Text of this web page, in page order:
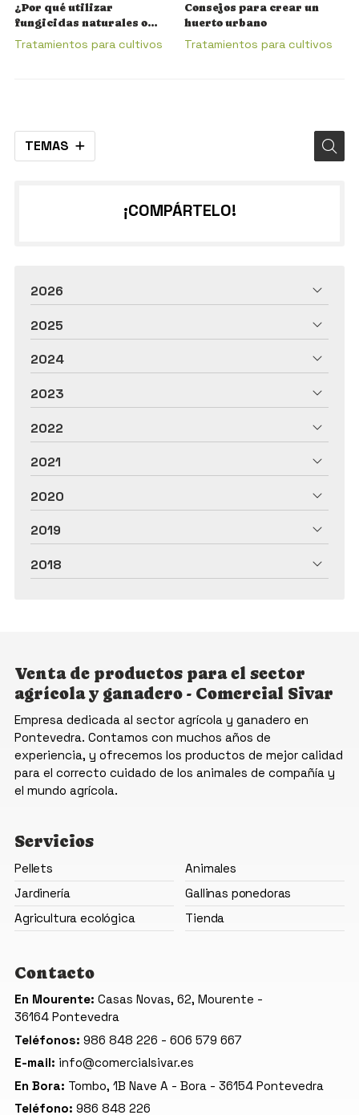
TEMAS
¿Por qué utilizar
fungicidas naturales o
ecológicos?
Tratamientos para cultivos
Consejos para crear un
huerto urbano
Tratamientos para cultivos
¡COMPÁRTELO!
2026
2025
2024
2023
2022
2021
2020
2019
2018
Venta de productos para el sector
agrícola y ganadero - Comercial Sivar
Empresa dedicada al sector agrícola y ganadero en
Pontevedra. Contamos con muchos años de
experiencia, y ofrecemos los productos de mejor calidad
para el correcto cuidado de los animales de compañía y
el mundo agrícola.
Servicios
Pellets
Animales
Jardinería
Gallinas ponedoras
Agricultura ecológica
Tienda
Contacto
En Mourente: Casas Novas, 62, Mourente -
36164 Pontevedra
Teléfonos: 986 848 226 - 606 579 667
E-mail: info@comercialsivar.es
En Bora: Tombo, 1B Nave A - Bora - 36154 Pontevedra
Teléfono: 986 848 226